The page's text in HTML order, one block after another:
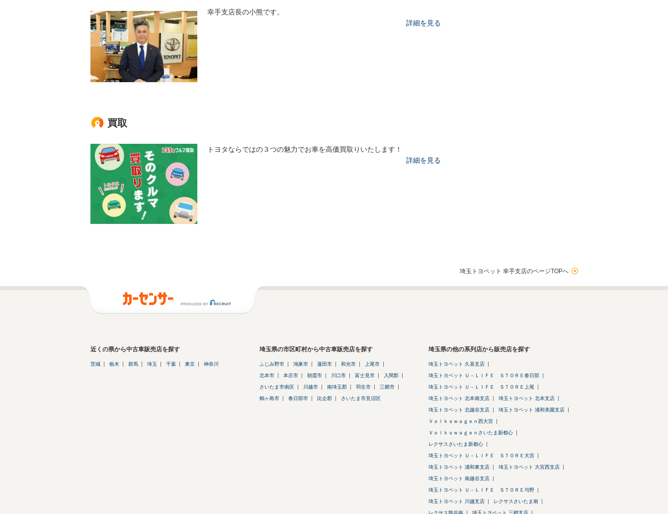
幸手支店長の小熊です。
詳細を見る
買取
トヨタならではの３つの魅力でお車を高価買取りいたします！
詳細を見る
埼玉トヨペット 幸手支店のページTOPへ
近くの県から中古車販売店を探す
茨城 栃木 群馬 埼玉 千葉 東京 神奈川
埼玉県の市区町村から中古車販売店を探す
ふじみ野市 鴻巣市 蓮田市 和光市 上尾市
北本市 本庄市 朝霞市 川口市 富士見市 入間郡
さいたま市南区 川越市 南埼玉郡 羽生市 三郷市
鶴ヶ島市 春日部市 比企郡 さいたま市見沼区
埼玉県の他の系列店から販売店を探す
埼玉トヨペット 久喜支店
埼玉トヨペット Ｕ－ＬＩＦＥ ＳＴＯＲＥ春日部
埼玉トヨペット Ｕ－ＬＩＦＥ ＳＴＯＲＥ上尾
埼玉トヨペット 北本南支店 埼玉トヨペット 北本支店
埼玉トヨペット 北越谷支店 埼玉トヨペット 浦和美園支店
Ｖｏｌｋｓｗａｇｅｎ西大宮
Ｖｏｌｋｓｗａｇｅｎさいたま新都心
レクサスさいたま新都心
埼玉トヨペット Ｕ－ＬＩＦＥ ＳＴＯＲＥ大宮
埼玉トヨペット 浦和東支店 埼玉トヨペット 大宮西支店
埼玉トヨペット 南越谷支店
埼玉トヨペット Ｕ－ＬＩＦＥ ＳＴＯＲＥ与野
埼玉トヨペット 川越支店 レクサスさいたま南
レクサス熊谷南 埼玉トヨペット 三郷支店